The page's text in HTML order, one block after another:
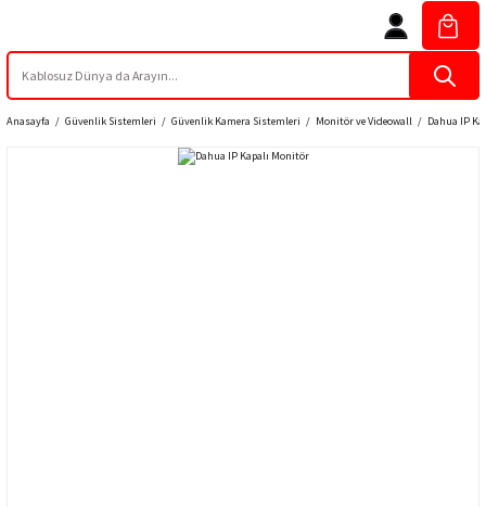
Anasayfa Güvenlik Sistemleri Güvenlik Kamera Sistemleri Monitör ve Videowall Dahua IP